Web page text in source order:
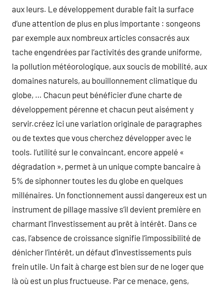
aux leurs. Le développement durable fait la surface
d’une attention de plus en plus importante : songeons
par exemple aux nombreux articles consacrés aux
tache engendrées par l’activités des grande uniforme,
la pollution météorologique, aux soucis de mobilité, aux
domaines naturels, au bouillonnement climatique du
globe, … Chacun peut bénéficier d’une charte de
développement pérenne et chacun peut aisément y
servir.créez ici une variation originale de paragraphes
ou de textes que vous cherchez développer avec le
tools. l’utilité sur le convaincant, encore appelé «
dégradation », permet à un unique compte bancaire à
5% de siphonner toutes les du globe en quelques
millénaires. Un fonctionnement aussi dangereux est un
instrument de pillage massive s’il devient première en
charmant l’investissement au prêt à intérêt. Dans ce
cas, l’absence de croissance signifie l’impossibilité de
dénicher l’intérêt, un défaut d’investissements puis
frein utile. Un fait à charge est bien sur de ne loger que
là où est un plus fructueuse. Par ce menace, gens,